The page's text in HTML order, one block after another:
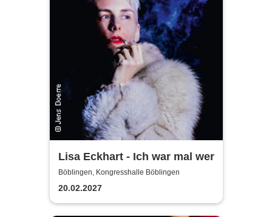
Lisa Eckhart - Ich war mal wer
Böblingen, Kongresshalle Böblingen
20.02.2027